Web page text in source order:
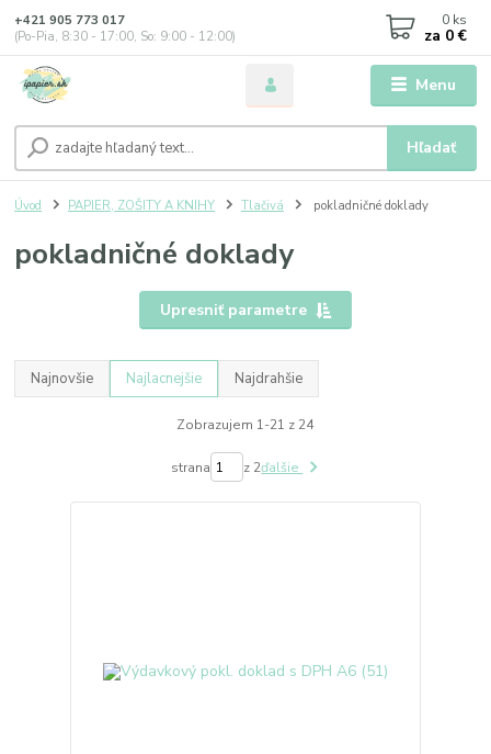
Menu
Hľadať
+421 905 773 017
(Po-Pia, 8:30 - 17:00, So: 9:00 - 12:00)
0 ks
za 0 €
Úvod PAPIER, ZOŠITY A KNIHY Tlačivá pokladničné doklady
pokladničné doklady
Upresniť parametre
Najnovšie Najlacnejšie Najdrahšie
Zobrazujem 1-21 z 24
strana z 2ďalšie